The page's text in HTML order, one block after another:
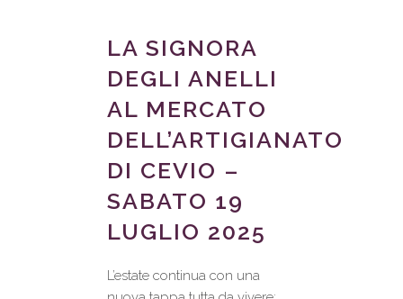
LA SIGNORA
DEGLI ANELLI
AL MERCATO
DELL’ARTIGIANATO
DI CEVIO –
SABATO 19
LUGLIO 2025
L’estate continua con una